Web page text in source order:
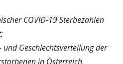
COVID-19 Sterbezahlen
Geschlechtsverteilung der
in Österreich.